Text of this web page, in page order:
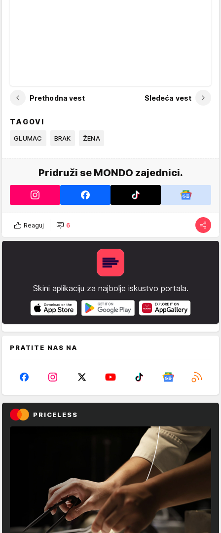
Prethodna vest Sledeća vest
TAGOVI
GLUMAC BRAK ŽENA
Pridruži se MONDO zajednici.
Reaguj 6
Skini aplikaciju za najbolje iskustvo portala.
PRATITE NAS NA
PRICELESS